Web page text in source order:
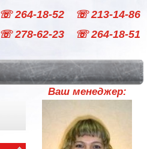
☏ 264-18-52
☏ 213-14-86
☏ 278-62-23
☏ 264-18-51
Ваш менеджер: